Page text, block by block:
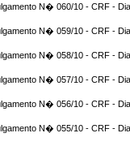
N� 060/10 - CRF -
N� 059/10 - CRF -
N� 058/10 - CRF -
N� 057/10 - CRF -
N� 056/10 - CRF -
N� 055/10 - CRF -